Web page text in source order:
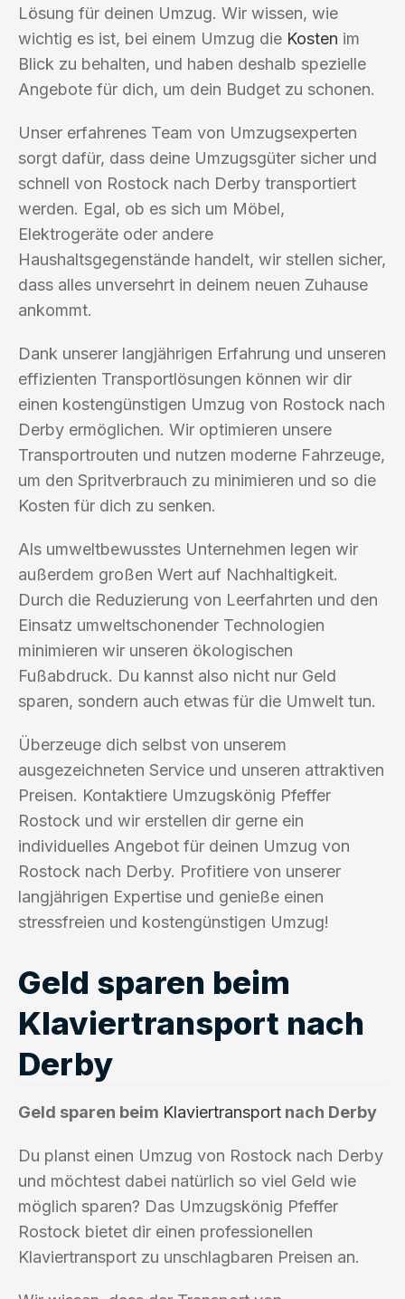
Lösung für deinen Umzug. Wir wissen, wie
wichtig es ist, bei einem Umzug die Kosten im
Blick zu behalten, und haben deshalb spezielle
Angebote für dich, um dein Budget zu schonen.
Unser erfahrenes Team von Umzugsexperten
sorgt dafür, dass deine Umzugsgüter sicher und
schnell von Rostock nach Derby transportiert
werden. Egal, ob es sich um Möbel,
Elektrogeräte oder andere
Haushaltsgegenstände handelt, wir stellen sicher,
dass alles unversehrt in deinem neuen Zuhause
ankommt.
Dank unserer langjährigen Erfahrung und unseren
effizienten Transportlösungen können wir dir
einen kostengünstigen Umzug von Rostock nach
Derby ermöglichen. Wir optimieren unsere
Transportrouten und nutzen moderne Fahrzeuge,
um den Spritverbrauch zu minimieren und so die
Kosten für dich zu senken.
Als umweltbewusstes Unternehmen legen wir
außerdem großen Wert auf Nachhaltigkeit.
Durch die Reduzierung von Leerfahrten und den
Einsatz umweltschonender Technologien
minimieren wir unseren ökologischen
Fußabdruck. Du kannst also nicht nur Geld
sparen, sondern auch etwas für die Umwelt tun.
Überzeuge dich selbst von unserem
ausgezeichneten Service und unseren attraktiven
Preisen. Kontaktiere Umzugskönig Pfeffer
Rostock und wir erstellen dir gerne ein
individuelles Angebot für deinen Umzug von
Rostock nach Derby. Profitiere von unserer
langjährigen Expertise und genieße einen
stressfreien und kostengünstigen Umzug!
Geld sparen beim
Klaviertransport nach
Derby
Geld sparen beim Klaviertransport nach Derby
Du planst einen Umzug von Rostock nach Derby
und möchtest dabei natürlich so viel Geld wie
möglich sparen? Das Umzugskönig Pfeffer
Rostock bietet dir einen professionellen
Klaviertransport zu unschlagbaren Preisen an.